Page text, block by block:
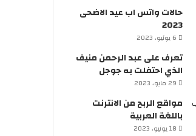
حالات واتس اب عيد الاضحى
2023
6 يونيو، 2023
تعرف على عبد الرحمن منيف
الذي احتفلت به جوجل
29 مايو، 2023
مواقع الربح من الانترنت
باللغة العربية
18 يونيو، 2023